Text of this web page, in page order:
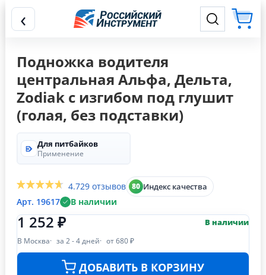
‹
Подножка водителя
центральная Альфа, Дельта,
Zodiak с изгибом под глушит
(голая, без подставки)
Для питбайков
Применение
4.729 отзывов 80 Индекс качества
Арт. 19617 В наличии
1 252 ₽ В наличии
В Москва за 2 - 4 дней от 680 ₽
ДОБАВИТЬ В КОРЗИНУ